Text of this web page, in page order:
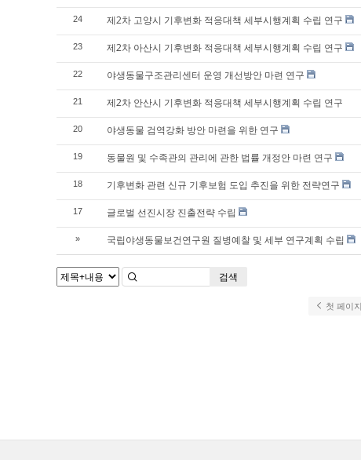
24 제2차 고양시 기후변화 적응대책 세부시행계획 수립 연구
23 제2차 아산시 기후변화 적응대책 세부시행계획 수립 연구
22 야생동물구조관리센터 운영 개선방안 마련 연구
21 제2차 안산시 기후변화 적응대책 세부시행계획 수립 연구
20 야생동물 검역강화 방안 마련을 위한 연구
19 동물원 및 수족관의 관리에 관한 법률 개정안 마련 연구
18 기후변화 관련 신규 기후보험 도입 추진을 위한 전략연구
17 글로벌 선진시장 진출전략 수립
» 국립야생동물보건연구원 질병예찰 및 세부 연구계획 수립
검색
첫 페이지